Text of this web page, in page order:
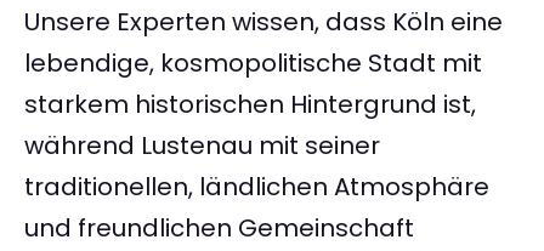
Unsere Experten wissen, dass Köln eine
lebendige, kosmopolitische Stadt mit
starkem historischen Hintergrund ist,
während Lustenau mit seiner
traditionellen, ländlichen Atmosphäre
und freundlichen Gemeinschaft